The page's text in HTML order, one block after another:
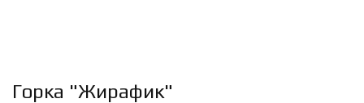
Горка "Жирафик"